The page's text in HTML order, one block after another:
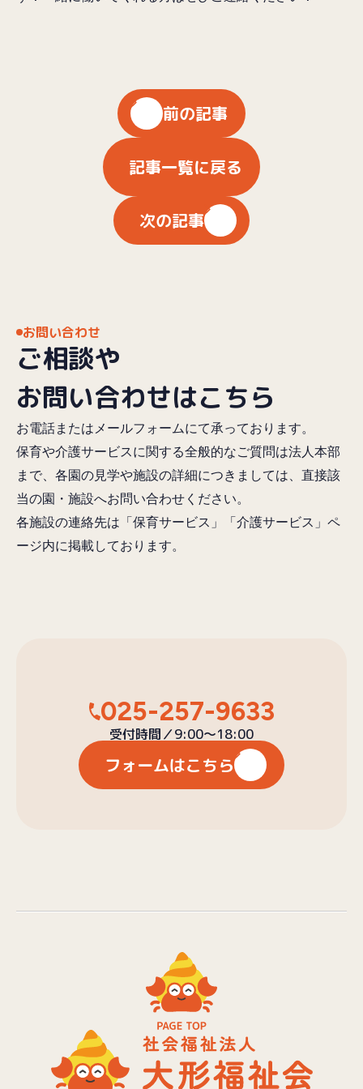
前の記事
記事一覧に戻る
次の記事
お問い合わせ
ご相談や
お問い合わせはこちら
お電話またはメールフォームにて承っております。
保育や介護サービスに関する全般的なご質問は法人本部
まで、各園の見学や施設の詳細につきましては、直接該
当の園・施設へお問い合わせください。
各施設の連絡先は「保育サービス」「介護サービス」ペ
ージ内に掲載しております。
025-257-9633
受付時間／9:00〜18:00
フォームはこちら